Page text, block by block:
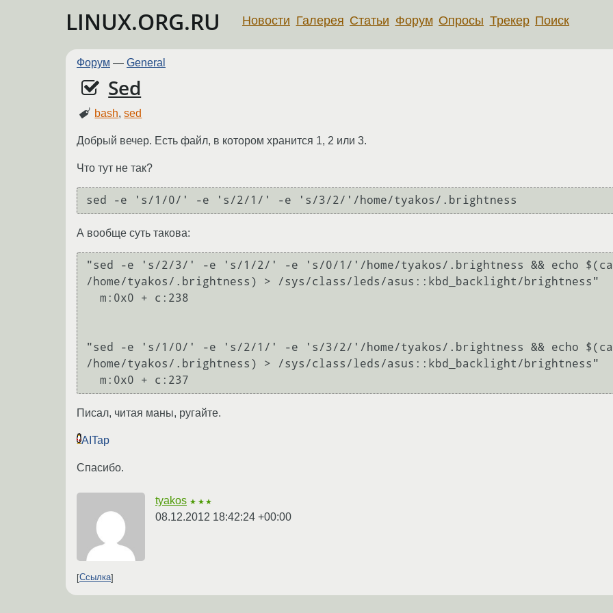
LINUX.ORG.RU Новости Галерея Статьи Форум Опросы Трекер Поиск
Форум — General
Sed
bash,sed
Добрый вечер. Есть файл, в котором хранится 1, 2 или 3.
Что тут не так?
sed -e 's/1/0/' -e 's/2/1/' -e 's/3/2/'/home/tyakos/.brightness
А вообще суть такова:
"sed -e 's/2/3/' -e 's/1/2/' -e 's/0/1/'/home/tyakos/.brightness && echo
/home/tyakos/.brightness) > /sys/class/leds/asus::kbd_backlight/brightness"
"sed -e 's/1/0/' -e 's/2/1/' -e 's/3/2/'/home/tyakos/.brightness && echo
/home/tyakos/.brightness) > /sys/class/leds/asus::kbd_backlight/brightness"
Писал, читая маны, ругайте.
AITap
Спасибо.
tyakos ★★★
08.12.2012 18:42:24 +00:00
Ссылка